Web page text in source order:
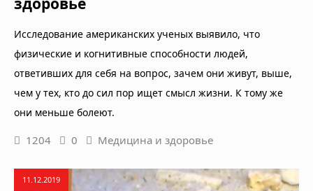
Исследование американских ученых выявило, что
физические и когнитивные способности людей,
ответивших для себя на вопрос, зачем они живут, выше,
чем у тех, кто до сил пор ищет смысл жизни. К тому же
они меньше болеют.
1204 0 Медицина и здоровье
11.12.2019